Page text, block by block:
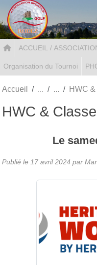
ACCUEIL /
Organisation du Tournoi
Accueil HWC
HWC &
Le
Publié le 17 avril 2024 par
Panneau de gestion des